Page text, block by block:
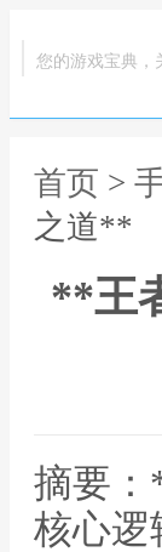
您的游戏宝典，
首页 >
之道**
**王
摘要
核心